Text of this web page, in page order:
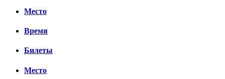
Место
Время
Билеты
Место